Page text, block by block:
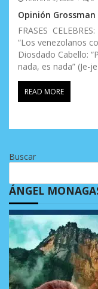
Opinión
FRASES
“Los venezolanos
Diosdado Cabello:
nada, es nada” (Je-
READ MORE
Buscar
ÁNGEL